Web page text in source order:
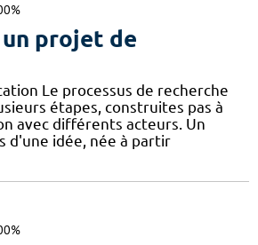
projet de
Le processus de recherche
étapes, construites pas à
avec différents acteurs. Un
d'une idée, née à partir